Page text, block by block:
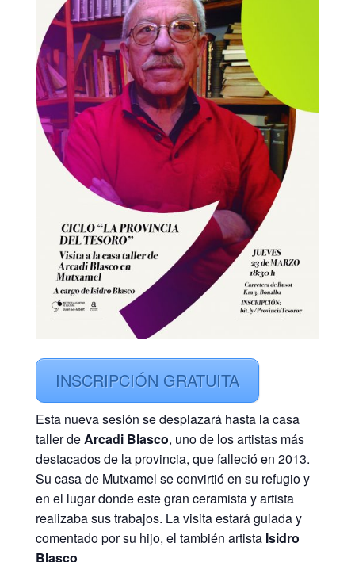
INSCRIPCIÓN GRATUITA
Esta nueva sesión se desplazará hasta la casa
taller deArcadi Blasco, uno de los artistas más
destacados de la provincia, que falleció en 2013.
Su casa de Mutxamel se convirtió en su refugio y
en el lugar donde este gran ceramista y artista
realizaba sus trabajos. La visita estará guiada y
comentado por su hijo, el también artista Isidro
Blasco